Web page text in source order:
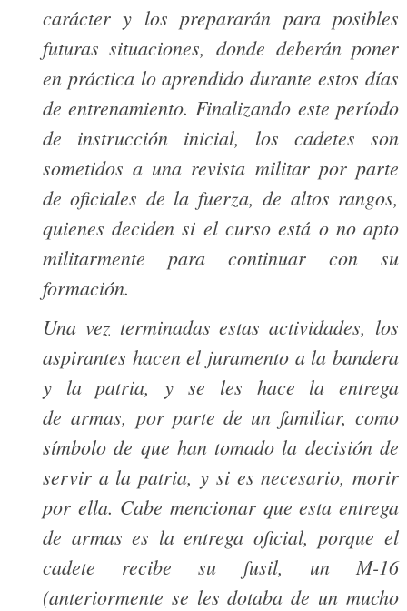
carácter y los prepararán para posibles
futuras situaciones, donde deberán poner
en práctica lo aprendido durante estos días
de entrenamiento. Finalizando este período
de instrucción inicial, los cadetes son
sometidos a una revista militar por parte
de oficiales de la fuerza, de altos rangos,
quienes deciden si el curso está o no apto
militarmente para continuar con su
formación.
Una vez terminadas estas actividades, los
aspirantes hacen el juramento a la bandera
y la patria, y se les hace la entrega
de armas, por parte de un familiar, como
símbolo de que han tomado la decisión de
servir a la patria, y si es necesario, morir
por ella. Cabe mencionar que esta entrega
de armas es la entrega oficial, porque el
cadete recibe su fusil, un M-16
(anteriormente se les dotaba de un mucho